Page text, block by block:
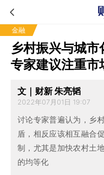
金融
乡村振兴与城市
专家建议注重市
文｜财新 朱亮韬
2022年07月01日 19:07
讨论专家普遍认为，乡
盾，相反应该相互融合
制，尤其是加快农村土
的均等化